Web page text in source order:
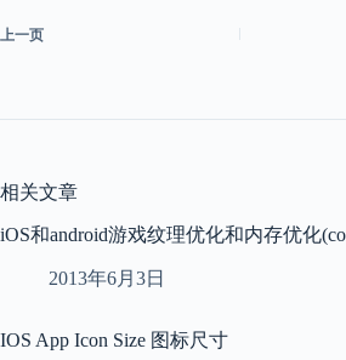
上一页
相关文章
iOS和android游戏纹理优化和内存优化
2013年6月3日
IOS App Icon Size 图标尺寸